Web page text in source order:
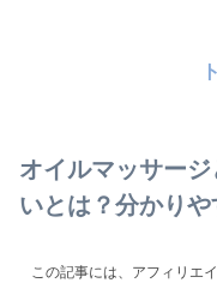
オイルマッサー
いとは？分かり
この記事には、アフィリエ